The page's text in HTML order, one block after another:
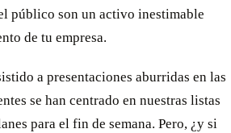
público son un activo inestimable
de tu empresa.
a presentaciones aburridas en las
se han centrado en nuestras listas
para el fin de semana. Pero, ¿y si